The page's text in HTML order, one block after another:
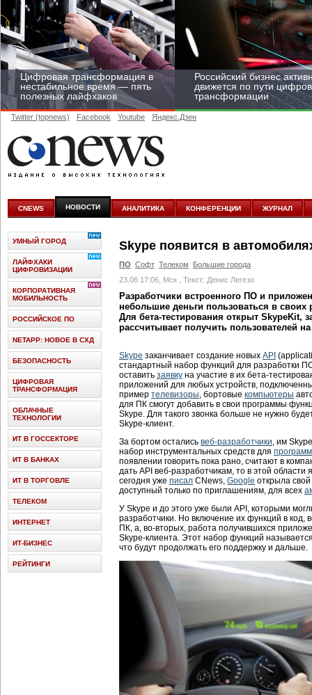
Цифровая трансформация в
нестабильное время — пять
полезных лайфхаков
Российский бизнес
движется по пути
трансформации
цифровизироваться со
скоростью крупных
корпораций
Twitter (topnews) Facebook Youtube Яндекс.Дзен
CNEWS НОВОСТИ АНАЛИТИКА КОНФЕРЕНЦИИ ЖУРНАЛ
Skype появится в
ПО Софт Телеком
Большие города
23.06 17:06, Мск , Текст: Денис Легезо
Разработчики встроенного ПО и
небольшие деньги пользоваться в своих
Для бета-тестирования открыт SkypeKit,
рассчитывает получить пользователей
Skype заканчивает создание новых API
стандартный набор функций для разработки
оставить заявку на участие в их бета-
приложений для любых устройств,
пример телевизоры, бортовые компьютеры
для ПК смогут добавить в свои программы
Skype. Для такого звонка больше не нужно
Skype-клиент.
За бортом остались веб-разработчики, им
набор инструментальных средств для
появлении говорить пока рано, считают в
дать API веб-разработчикам, то в этой
сегодня уже писал CNews, Google открыла
доступный только по приглашениям, для всех
У Skype и до этого уже были API, которыми
разработчики. Но включение их функций в код,
ПК, а, во-вторых, работа получившихся
Skype-клиента. Этот набор функций
что будут продолжать его поддержку и дальше.
УМНЫЙ ГОРОД
ЛАЙФХАКИ
ЦИФРОВИЗАЦИИ
КОРПОРАТИВНАЯ
МОБИЛЬНОСТЬ
РОССИЙСКОЕ ПО
NETAPP: НОВОЕ В СХД
БЕЗОПАСНОСТЬ
ЦИФРОВАЯ
ТРАНСФОРМАЦИЯ
ОБЛАЧНЫЕ
ТЕХНОЛОГИИ
ИТ В ГОССЕКТОРЕ
ИТ В БАНКАХ
ИТ В ТОРГОВЛЕ
ТЕЛЕКОМ
ИНТЕРНЕТ
ИТ-БИЗНЕС
РЕЙТИНГИ